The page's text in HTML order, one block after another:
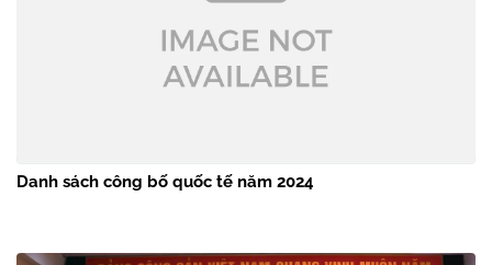
Danh sách công bố quốc tế năm 2024